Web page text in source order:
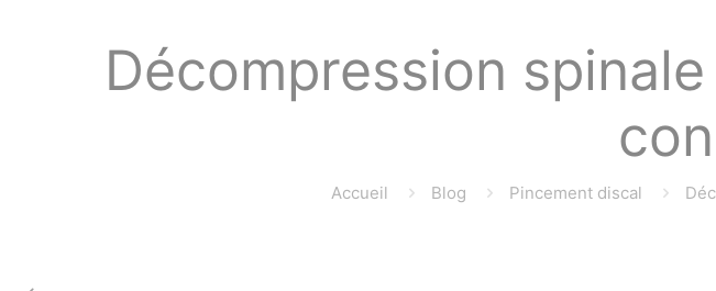
Décompression
Accueil Blog Pincement discal